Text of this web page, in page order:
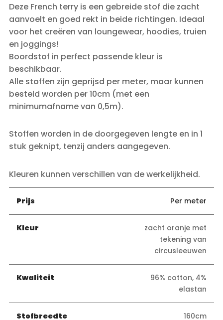
Deze French terry is een gebreide stof die zacht
aanvoelt en goed rekt in beide richtingen. Ideaal
voor het creëren van loungewear, hoodies, truien
en joggings!
Boordstof in perfect passende kleur is
beschikbaar.
Alle stoffen zijn geprijsd per meter, maar kunnen
besteld worden per 10cm (met een
minimumafname van 0,5m).
Stoffen worden in de doorgegeven lengte en in 1
stuk geknipt, tenzij anders aangegeven.
Kleuren kunnen verschillen van de werkelijkheid.
Prijs Per meter
Kleur
zacht oranje met
tekening van
circusleeuwen
Kwaliteit
96% cotton, 4%
elastan
Stofbreedte 160cm